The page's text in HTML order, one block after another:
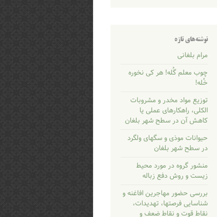
نوشته‌های تازه
مرام بلغانی
چوب معلم گُله! هر کی نخوره
خُله!
توزیع مواد مخدر و مشروبات
الکلی، راهکارهای عملی یا
کاهش آن در سطح شهر بلغان
حیوانات موذی و سگهای ولگرد
در سطح شهر بلغان
منشور گروه در مورد محیط
زیست و روش دفع زباله
بررسی حضور مهاجرین افاغنه و
شناسایی فرصتها، تهدیدات،
نقاط قوت و نقاط ضعف و